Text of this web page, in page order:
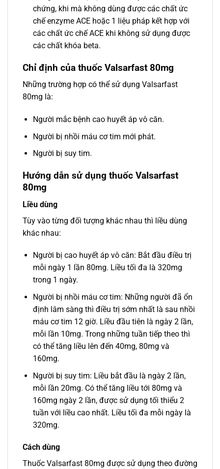
chứng, khi mà không dùng được các chất ức
chế enzyme ACE hoặc 1 liệu pháp kết hợp với
các chất ức chế ACE khi không sử dụng được
các chất khóa beta.
Chỉ định của thuốc Valsarfast 80mg
Những trường hợp có thể sử dụng Valsarfast
80mg là:
Người mắc bệnh cao huyết áp vô căn.
Người bị nhồi máu cơ tim mới phát.
Người bị suy tim.
Hướng dẫn sử dụng thuốc Valsarfast
80mg
Liều dùng
Tùy vào từng đối tượng khác nhau thì liều dùng
khác nhau:
Người bị cao huyết áp vô căn: Bắt đầu điều trị
mỗi ngày 1 lần 80mg. Liều tối đa là 320mg
trong 1 ngày.
Người bị nhồi máu cơ tim: Những người đã ổn
định lâm sàng thì điều trị sớm nhất là sau nhồi
máu cơ tim 12 giờ. Liều đầu tiên là ngày 2 lần,
mỗi lần 10mg. Trong những tuần tiếp theo thì
có thể tăng liều lên đến 40mg, 80mg và
160mg.
Người bị suy tim: Liều bắt đầu là ngày 2 lần,
mỗi lần 20mg. Có thể tăng liều tới 80mg và
160mg ngày 2 lần, được sử dụng tối thiểu 2
tuần với liều cao nhất. Liều tối đa mỗi ngày là
320mg.
Cách dùng
Thuốc Valsarfast 80mg được sử dụng theo đường